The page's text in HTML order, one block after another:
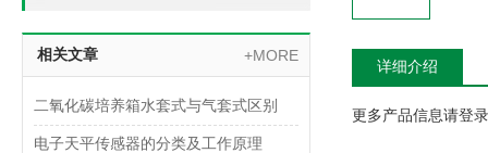
相关文章 +MORE
二氧化碳培养箱水套式与气套式区别
电子天平传感器的分类及工作原理
详细介绍
更多产品信息请登